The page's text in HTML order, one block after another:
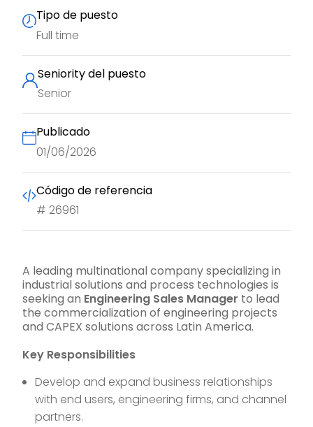
A leading multinational company specializing in
industrial solutions and process technologies is
seeking an Engineering Sales Manager to lead
the commercialization of engineering projects
and CAPEX solutions across Latin America.
Key Responsibilities
Develop and expand business relationships
with end users, engineering firms, and channel
partners.
Tipo de puesto
Full time
Seniority del puesto
Senior
Publicado
01/06/2026
Código de referencia
# 26961